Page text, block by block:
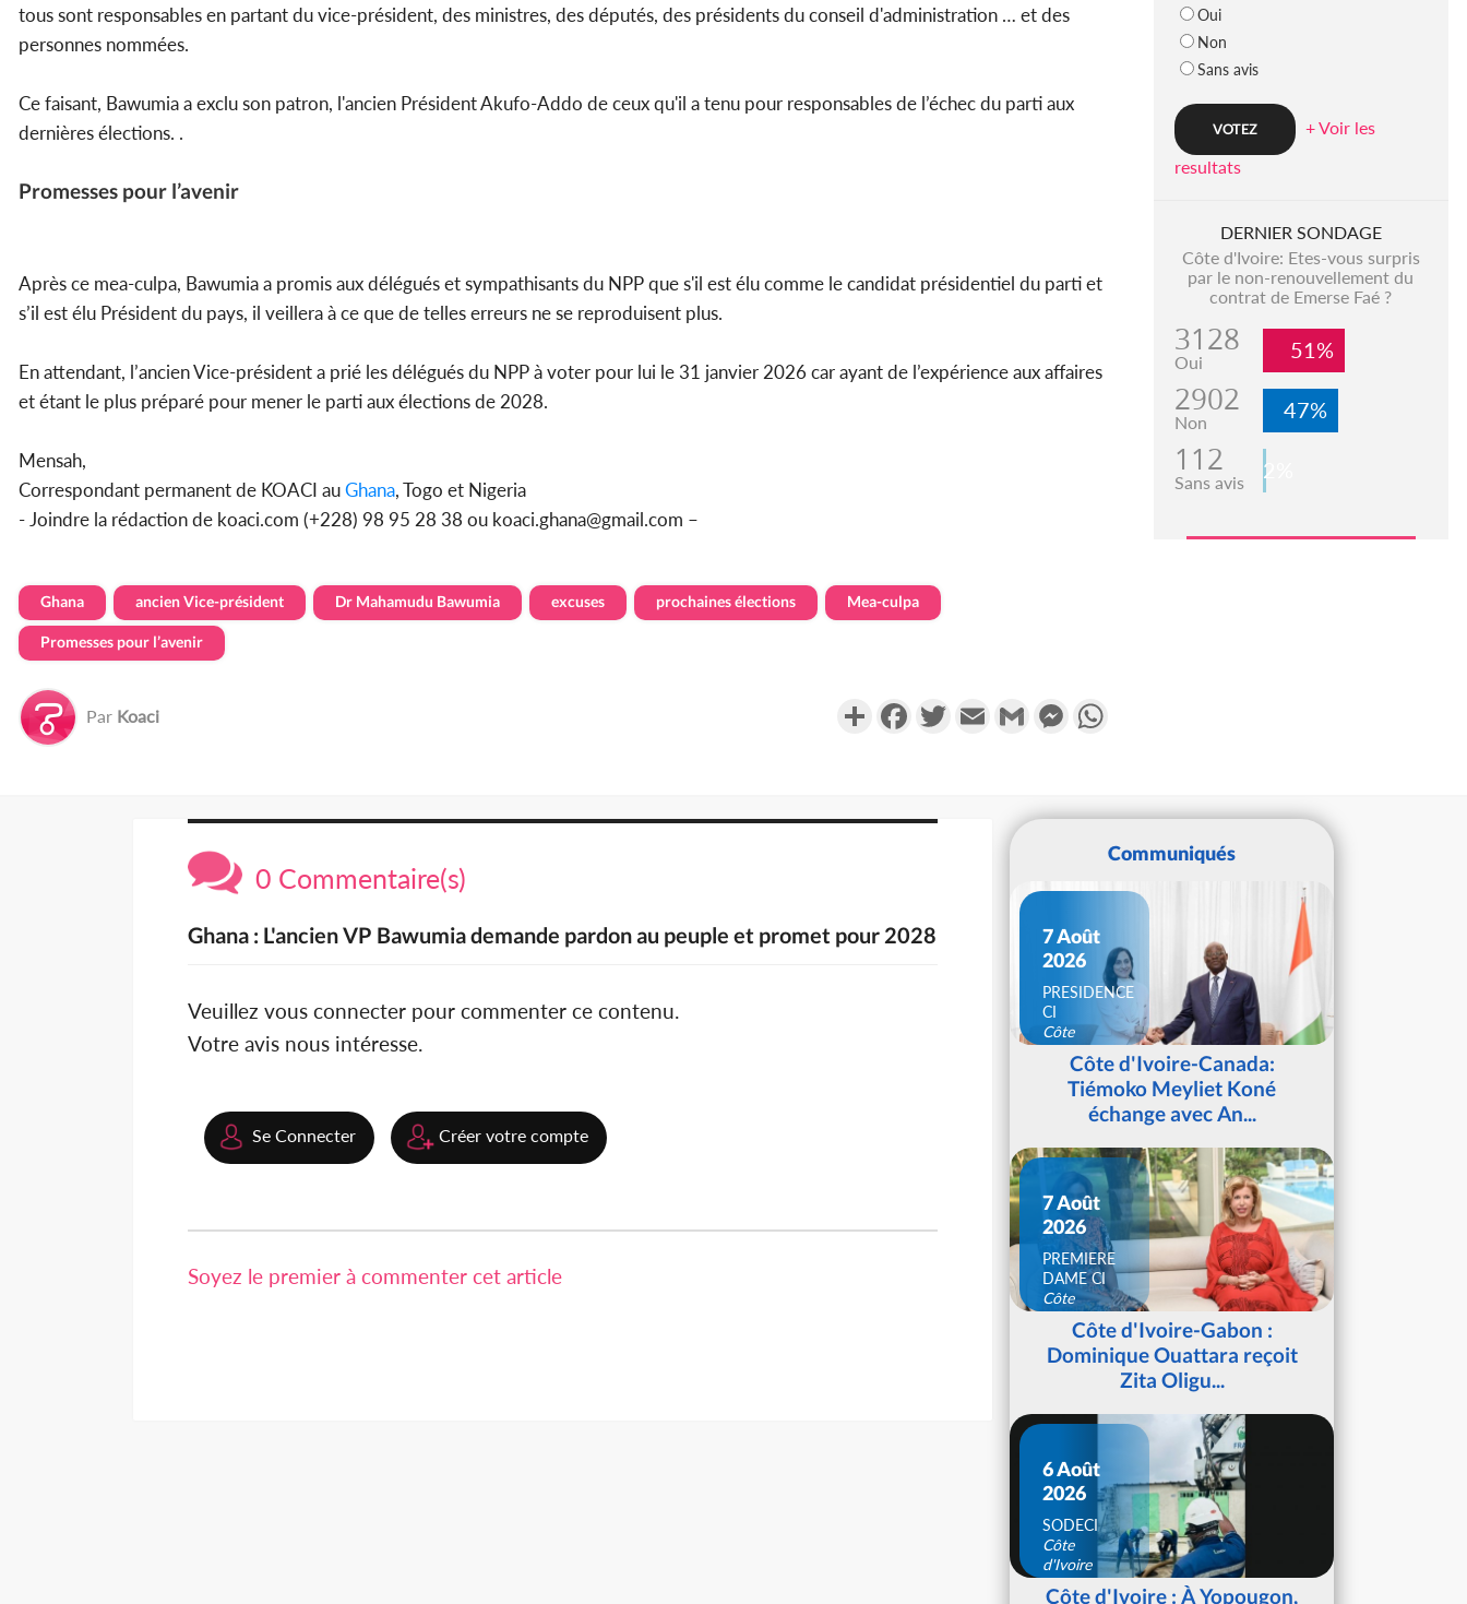
tous sont responsables en partant du vice-président, des ministres, des députés, des présidents du conseil d'administration … et des
personnes nommées.
Ce faisant, Bawumia a exclu son patron, l'ancien Président Akufo-Addo de ceux qu'il a tenu pour responsables de l’échec du parti aux
dernières élections. .
Promesses pour l’avenir
Après ce mea-culpa, Bawumia a promis aux délégués et sympathisants du NPP que s'il est élu comme le candidat présidentiel du parti et
s’il est élu Président du pays, il veillera à ce que de telles erreurs ne se reproduisent plus.
En attendant, l’ancien Vice-président a prié les délégués du NPP à voter pour lui le 31 janvier 2026 car ayant de l’expérience aux affaires
et étant le plus préparé pour mener le parti aux élections de 2028.
Mensah,
Correspondant permanent de KOACI auGhana, Togo et Nigeria
- Joindre la rédaction de koaci.com (+228) 98 95 28 38 ou koaci.ghana@gmail.com –
Ghana ancien Vice-président Dr Mahamudu Bawumia excuses prochaines élections Mea-culpa
Promesses pour l’avenir
Par Koaci PartagerFacebookTwitterEmail Gmail Messenger
Oui
Non
Sans avis
+ Voir les
resultats
DERNIER SONDAGE
Côte d'Ivoire: Etes-vous surpris
par le non-renouvellement du
contrat de Emerse Faé ?
3128
Oui 51%
2902
Non 47%
112
Sans avis 2%
0 Commentaire(s)
Ghana : L'ancien VP Bawumia demande pardon au peuple et promet pour 2028
Veuillez vous connecter pour commenter ce contenu.
Votre avis nous intéresse.
Se Connecter Créer votre compte
Soyez le premier à commenter cet article
Communiqués
7 Août
2026
PRESIDENCE
CI
Côte
d'IvoireCôte d'Ivoire-Canada:
Tiémoko Meyliet Koné
échange avec An...
7 Août
2026
PREMIERE
DAME CI
Côte
d'IvoireCôte d'Ivoire-Gabon :
Dominique Ouattara reçoit
Zita Oligu...
6 Août
2026
SODECI
Côte
d'Ivoire
Côte d'Ivoire : À Yopougon,